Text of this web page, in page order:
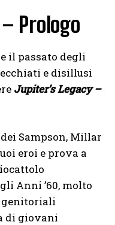
Prologo
il passato degli
e disillusi
Jupiter’s Legacy –
Sampson, Millar
eroi e prova a
Anni ’60, molto
genitoriali
di giovani